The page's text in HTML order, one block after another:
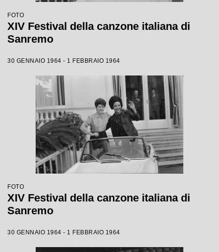
FOTO
XIV Festival della canzone italiana di
Sanremo
30 GENNAIO 1964 - 1 FEBBRAIO 1964
FOTO
XIV Festival della canzone italiana di
Sanremo
30 GENNAIO 1964 - 1 FEBBRAIO 1964